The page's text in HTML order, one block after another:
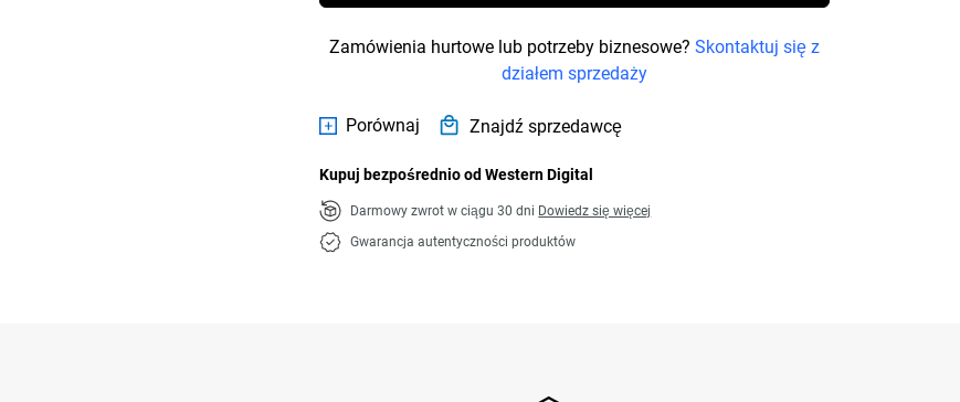
Zamówienia hurtowe lub potrzeby biznesowe?Skontaktuj się z
działem sprzedaży
Porównaj Znajdź sprzedawcę
Kupuj bezpośrednio od Western Digital
Darmowy zwrot w ciągu 30 dni Dowiedz się więcej
Gwarancja autentyczności produktów